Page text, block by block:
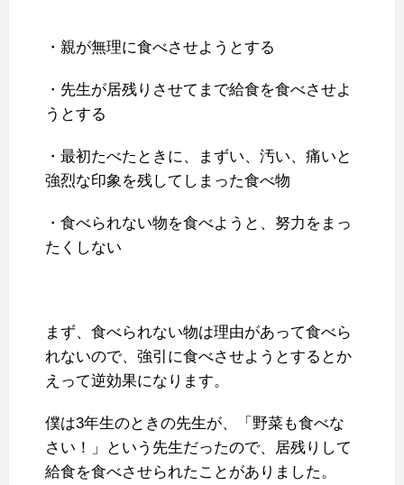
・親が無理に食べさせようとする
・先生が居残りさせてまで給食を食べさせよ
うとする
・最初たべたときに、まずい、汚い、痛いと
強烈な印象を残してしまった食べ物
・食べられない物を食べようと、努力をまっ
たくしない
まず、食べられない物は理由があって食べら
れないので、強引に食べさせようとするとか
えって逆効果になります。
僕は3年生のときの先生が、「野菜も食べな
さい！」という先生だったので、居残りして
給食を食べさせられたことがありました。